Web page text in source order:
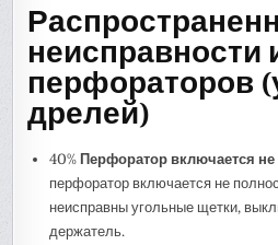
неисправности
перфораторов
дрелей)
40% Перфоратор включается
перфоратор включается не
неисправны угольные щетки,
держатель.